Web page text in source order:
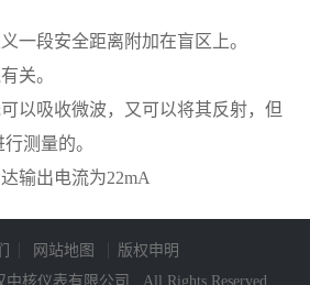
一段安全距离附加在盲区上。
关。
以吸收微波， 又可以将其反射，但
测量的。
输出电流为22mA
网站地图
版权申明
核仪表有限公司 . All Rights Reserved.